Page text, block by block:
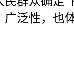
泛性，也